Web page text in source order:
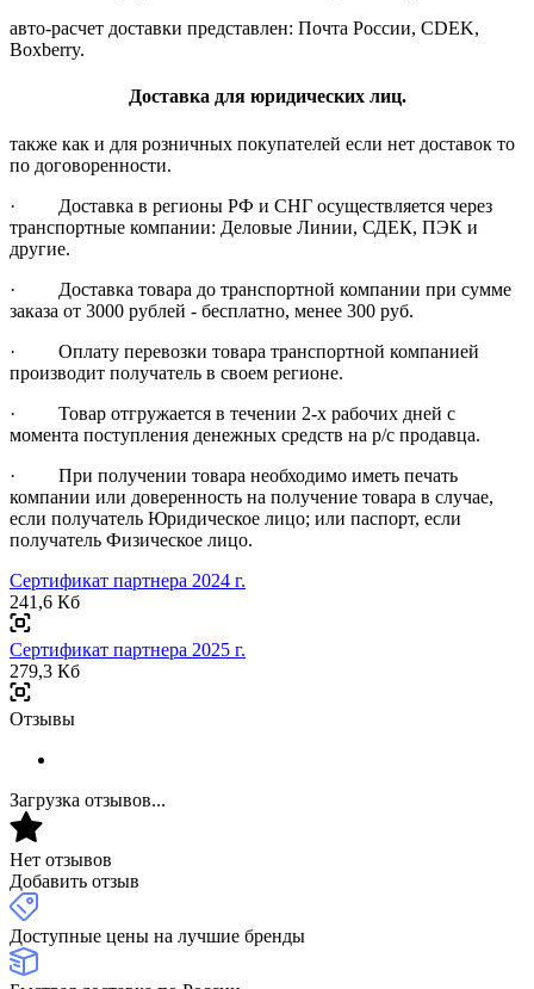
авто-расчет доставки представлен: Почта России, CDEK,
Boxberry.
Доставка для юридических лиц.
также как и для розничных покупателей если нет доставок то
по договоренности.
· Доставка в регионы РФ и СНГ осуществляется через
транспортные компании: Деловые Линии, СДЕК, ПЭК и
другие.
· Доставка товара до транспортной компании при сумме
заказа от 3000 рублей - бесплатно, менее 300 руб.
· Оплату перевозки товара транспортной компанией
производит получатель в своем регионе.
· Товар отгружается в течении 2-х рабочих дней с
момента поступления денежных средств на р/с продавца.
· При получении товара необходимо иметь печать
компании или доверенность на получение товара в случае,
если получатель Юридическое лицо; или паспорт, если
получатель Физическое лицо.
Сертификат партнера 2024 г.
241,6 Кб
Сертификат партнера 2025 г.
279,3 Кб
Отзывы
Загрузка отзывов...
Нет отзывов
Добавить отзыв
Доступные цены на лучшие бренды